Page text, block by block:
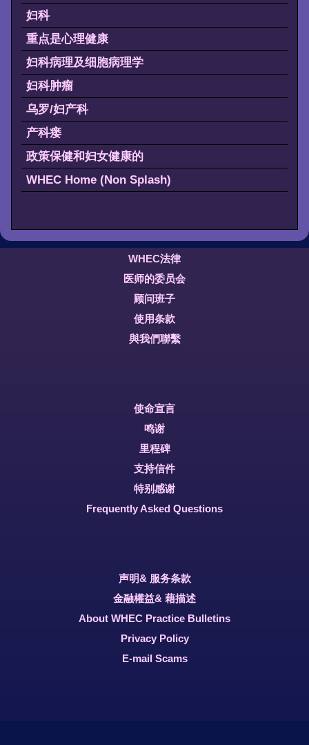
妇科
重点是心理健康
妇科病理及细胞病理学
妇科肿瘤
乌罗/妇产科
产科瘘
政策保健和妇女健康的
WHEC Home (Non Splash)
WHEC法律
医师的委员会
顾问班子
使用条款
與我們聯繫
使命宣言
鸣谢
里程碑
支持信件
特别感谢
Frequently Asked Questions
声明& 服务条款
金融權益& 藉描述
About WHEC Practice Bulletins
Privacy Policy
E-mail Scams